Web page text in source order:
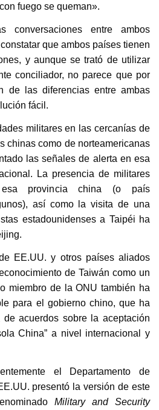
fuego se queman».
conversaciones entre ambos
que ambos países tienen
y aunque se trató de utilizar
conciliador, no parece que por
de las diferencias entre ambas
fácil.
militares en las cercanías de
chinas como de norteamericanas
las señales de alerta en esa
La presencia de militares
esa provincia china (o país
así como la visita de una
estadounidenses a Taipéi ha
EE.UU. y otros países aliados
de Taiwán como un
miembro de la ONU también ha
para el gobierno chino, que ha
acuerdos sobre la aceptación
China” a nivel internacional y
el Departamento de
presentó la versión de este
Military and Security